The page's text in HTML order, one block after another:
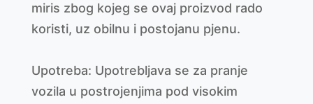
miris zbog kojeg se ovaj proizvod rado
koristi, uz obilnu i postojanu pjenu.
Upotreba: Upotrebljava se za pranje
vozila u postrojenjima pod visokim